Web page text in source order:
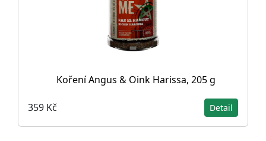
Koření Angus & Oink Harissa, 205 g
359 Kč Detail